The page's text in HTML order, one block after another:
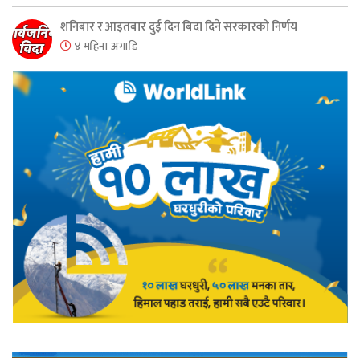
शनिबार र आइतबार दुई दिन बिदा दिने सरकारको निर्णय
४ महिना अगाडि